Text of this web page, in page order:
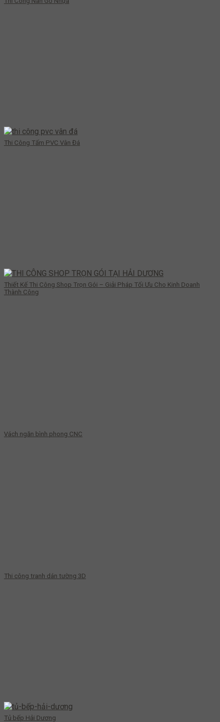
Thi Công Tấm PVC Vân Đá
Thiết Kế Thi Công Shop Trọn Gói – Giải Pháp Tối Ưu Cho Kinh Doanh
Thành Công
Vách ngăn bình phong CNC
Thi công tranh dán tường 3D
Tủ bếp Hải Dương